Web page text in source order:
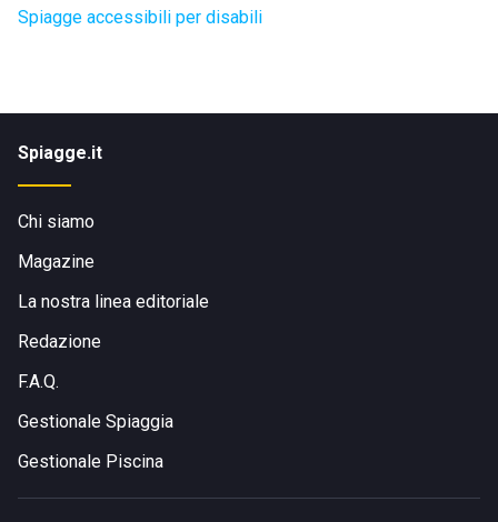
Spiagge accessibili per disabili
Spiagge.it
Chi siamo
Magazine
La nostra linea editoriale
Redazione
F.A.Q.
Gestionale Spiaggia
Gestionale Piscina